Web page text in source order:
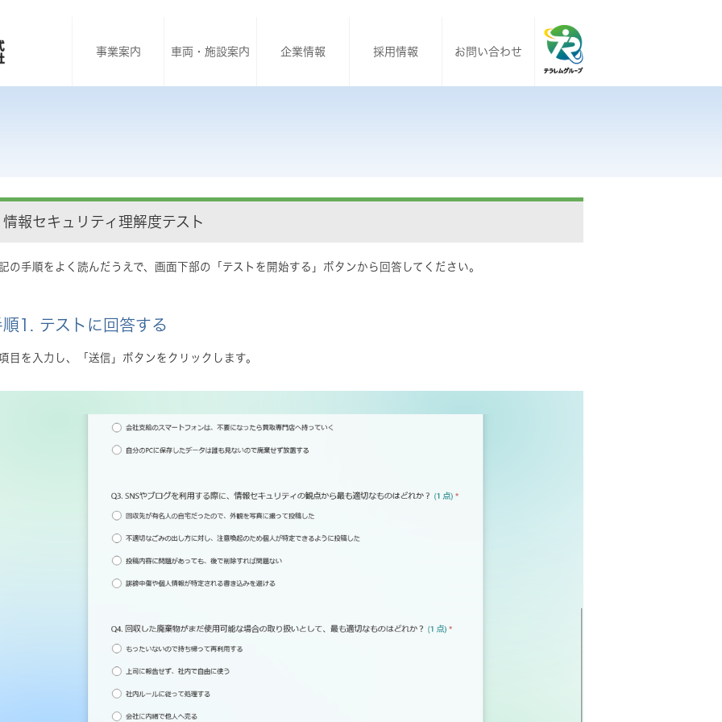
事業案内 車両・施設案内 企業情報 採用情報 お問い合わせ
情報セキュリティ理解度テスト
の手順をよく読んだうえで、画面下部の「テストを開始する」ボタンから回答してください。
順1. テストに回答する
目を入力し、「送信」ボタンをクリックします。